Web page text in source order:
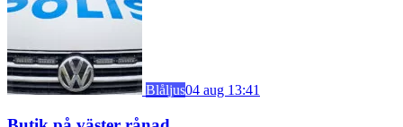
Blåljus04 aug 13:41